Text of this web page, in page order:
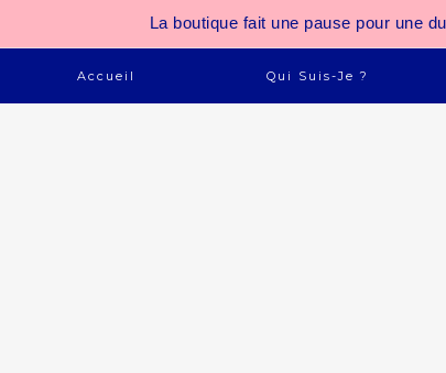
La boutique fait une pause pour une
Accueil Qui Suis-Je ?